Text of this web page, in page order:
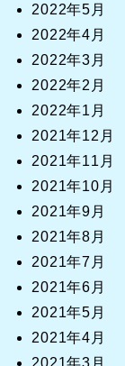
2022年5月
2022年4月
2022年3月
2022年2月
2022年1月
2021年12月
2021年11月
2021年10月
2021年9月
2021年8月
2021年7月
2021年6月
2021年5月
2021年4月
2021年3月